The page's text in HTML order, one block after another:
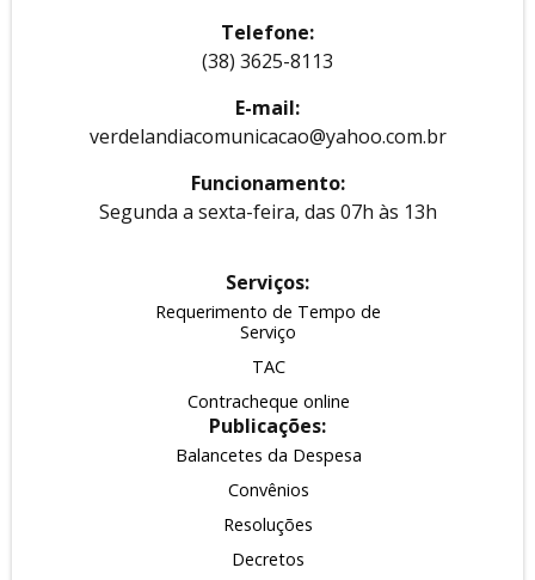
Telefone:
(38) 3625-8113
E-mail:
verdelandiacomunicacao@yahoo.com.br
Funcionamento:
Segunda a sexta-feira, das 07h às 13h
Serviços:
Requerimento de Tempo de
Serviço
TAC
Contracheque online
Publicações:
Balancetes da Despesa
Convênios
Resoluções
Decretos